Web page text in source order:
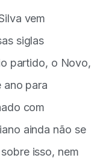
vem
siglas
partido, o Novo,
ano para
com
ainda não se
isso, nem